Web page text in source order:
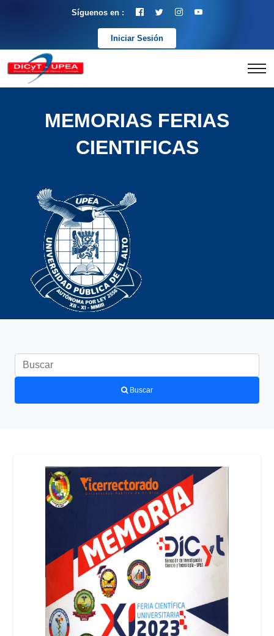
Síguenos en :
Iniciar Sesión
MEMORIAS FERIAS
CIENTIFICAS
Buscar